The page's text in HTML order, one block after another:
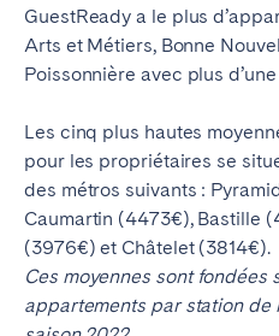
GuestReady a le plus
Arts et Métiers, Bonne
Poissonnière avec plus
Les cinq plus hautes
pour les propriétaires se
des métros suivants :
Caumartin (4473€), Bastille
(3976€) et Châtelet (3814€).
Ces moyennes sont fondées
appartements par station de